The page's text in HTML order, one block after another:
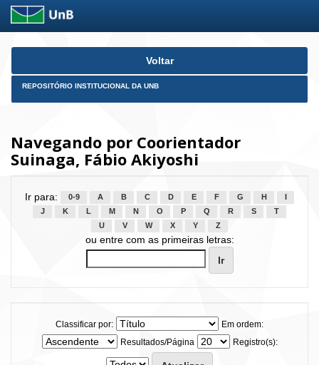
Skip
Voltar
REPOSITÓRIO INSTITUCIONAL DA UNB
Navegando por Coorientador
Suinaga, Fábio Akiyoshi
Ir para: 0-9 A B C D E F G H
J
K L M N O P Q R S
T
U
V W X Y Z
ou entre com as primeiras letras:
Classificar por:
Em ordem:
Resultados/Página
Registro(s):